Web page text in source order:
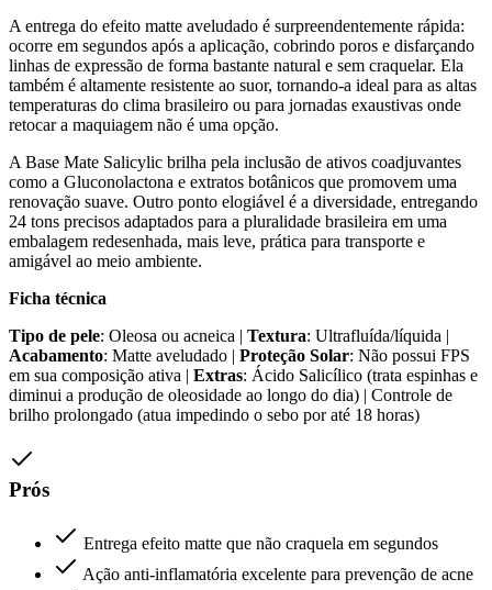
A entrega do efeito matte aveludado é surpreendentemente rápida:
ocorre em segundos após a aplicação, cobrindo poros e disfarçando
linhas de expressão de forma bastante natural e sem craquelar. Ela
também é altamente resistente ao suor, tornando-a ideal para as altas
temperaturas do clima brasileiro ou para jornadas exaustivas onde
retocar a maquiagem não é uma opção.
A Base Mate Salicylic brilha pela inclusão de ativos coadjuvantes
como a Gluconolactona e extratos botânicos que promovem uma
renovação suave. Outro ponto elogiável é a diversidade, entregando
24 tons precisos adaptados para a pluralidade brasileira em uma
embalagem redesenhada, mais leve, prática para transporte e
amigável ao meio ambiente.
Ficha técnica
Tipo de pele: Oleosa ou acneica | Textura: Ultrafluída/líquida |
Acabamento: Matte aveludado | Proteção Solar: Não possui FPS
em sua composição ativa | Extras: Ácido Salicílico (trata espinhas e
diminui a produção de oleosidade ao longo do dia) | Controle de
brilho prolongado (atua impedindo o sebo por até 18 horas)
Prós
Entrega efeito matte que não craquela em segundos
Ação anti-inflamatória excelente para prevenção de acne